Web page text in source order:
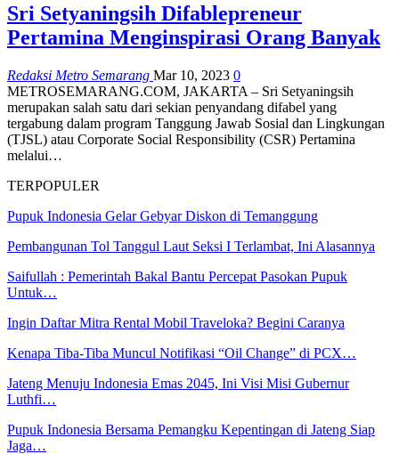
Sri Setyaningsih Difablepreneur
Pertamina Menginspirasi Orang Banyak
Redaksi Metro Semarang Mar 10, 2023 0
METROSEMARANG.COM, JAKARTA – Sri Setyaningsih
merupakan salah satu dari sekian penyandang difabel yang
tergabung dalam program Tanggung Jawab Sosial dan Lingkungan
(TJSL) atau Corporate Social Responsibility (CSR) Pertamina
melalui…
TERPOPULER
Pupuk Indonesia Gelar Gebyar Diskon di Temanggung
Pembangunan Tol Tanggul Laut Seksi I Terlambat, Ini Alasannya
Saifullah : Pemerintah Bakal Bantu Percepat Pasokan Pupuk
Untuk…
Ingin Daftar Mitra Rental Mobil Traveloka? Begini Caranya
Kenapa Tiba-Tiba Muncul Notifikasi “Oil Change” di PCX…
Jateng Menuju Indonesia Emas 2045, Ini Visi Misi Gubernur
Luthfi…
Pupuk Indonesia Bersama Pemangku Kepentingan di Jateng Siap
Jaga…